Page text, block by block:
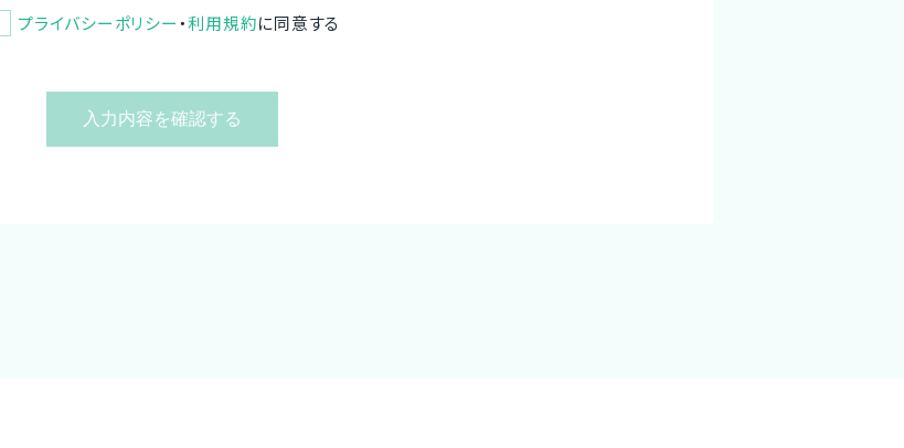
プライバシーポリシー・利用規約に同意する
入力内容を確認する